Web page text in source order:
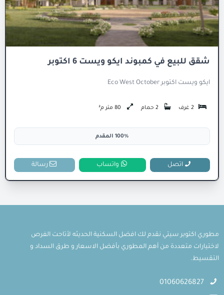
شقق للبيع في كمبوند ايكو ويست 6 اكتوبر
ايكو ويست اكتوبر Eco West October
2 غرف 2 حمام 80 متر م²
100% المقدم
اتصل واتساب رسالة
مطوري اكتوبر سيتي نقدم لك افضل السكنية الحديثه لأتاحت الفرص
لاختيارات متعددة من أهم المطوري بأفضل الاسعار و طرق السداد و
التقسيط.
01060626827